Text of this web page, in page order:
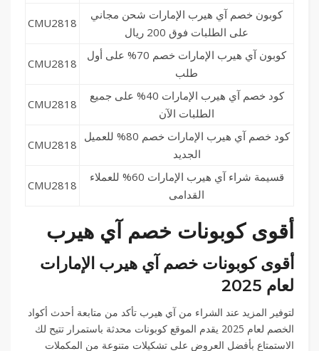
كوبون خصم آي هيرب الإمارات شحن مجاني
على الطلبات فوق 200 ريال
CMU2818
كوبون آي هيرب الإمارات خصم 70% على أول
طلب
CMU2818
كود خصم آي هيرب الإمارات 40% على جميع
الطلبات الآن
CMU2818
كود خصم آي هيرب الإمارات خصم 80% للعميل
الجديد
CMU2818
قسيمة شراء آي هيرب الإمارات 60% للعملاء
القدامى
CMU2818
أقوى كوبونات خصم آي هيرب
أقوى كوبونات خصم آي هيرب الإمارات
لعام 2025
لتوفير المزيد عند الشراء من آي هيرب تأكد من متابعة أحدث أكواد
الخصم لعام 2025 يقدم الموقع كوبونات محدثة باستمرار تتيح لك
الاستمتاع بأفضل العروض على تشكيلات متنوعة من المكملات